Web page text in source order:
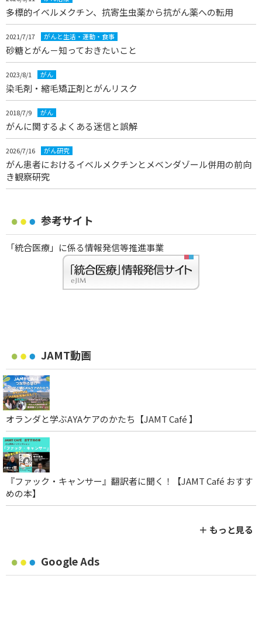
多標的イベルメクチン、抗寄生虫薬から抗がん薬への転用
2021/7/17 がんと生活・運動・食事
砂糖とがん－知っておきたいこと
2023/8/1 がん
染毛剤・縮毛矯正剤とがんリスク
2018/7/9 がん
がんに関するよくある迷信と誤解
2026/7/16 がん研究
がん患者におけるイベルメクチンとメベンダゾール併用の前向
き観察研究
参考サイト
「統合医療」に係る情報発信等推進事業
JAMT動画
オランダと学ぶAYAケアのかたち【JAMT Café 】
『ファック・キャンサー』翻訳者に聞く！【JAMT Café おすす
めの本】
＋ もっと見る
Google Ads